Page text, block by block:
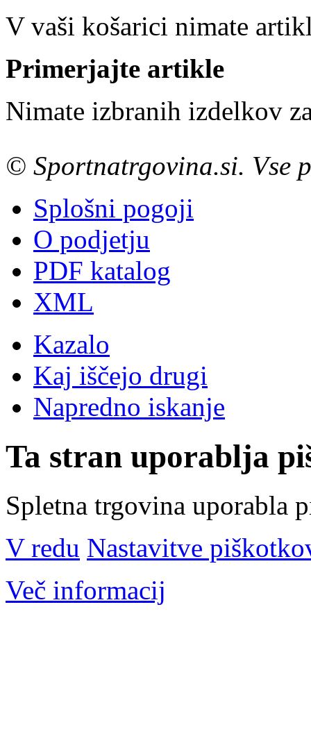
V vaši košarici nimate
Primerjajte artikle
Nimate izbranih izdelkov
© Sportnatrgovina.si. Vse
Splošni pogoji
O podjetju
PDF katalog
XML
Kazalo
Kaj iščejo drugi
Napredno iskanje
Ta stran uporablja
Spletna trgovina uporabla
V redu Nastavitve
Več informacij